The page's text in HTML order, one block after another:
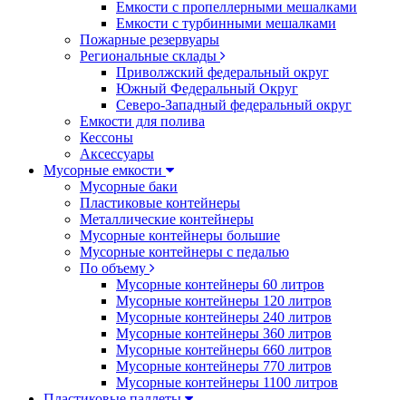
Емкости с пропеллерными мешалками
Емкости с турбинными мешалками
Пожарные резервуары
Региональные склады
Приволжский федеральный округ
Южный Федеральный Округ
Северо-Западный федеральный округ
Емкости для полива
Кессоны
Аксессуары
Мусорные емкости
Мусорные баки
Пластиковые контейнеры
Металлические контейнеры
Мусорные контейнеры большие
Мусорные контейнеры с педалью
По объему
Мусорные контейнеры 60 литров
Мусорные контейнеры 120 литров
Мусорные контейнеры 240 литров
Мусорные контейнеры 360 литров
Мусорные контейнеры 660 литров
Мусорные контейнеры 770 литров
Мусорные контейнеры 1100 литров